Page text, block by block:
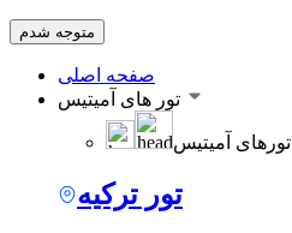
متوجه شدم
صفحه اصلی
تورهای آمیتیس
تور ترکیه